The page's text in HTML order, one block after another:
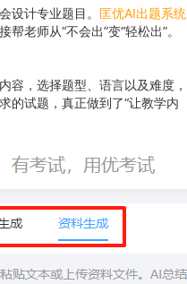
设计专业题目。 匡优AI出题系统
老师从“不会出”变“轻松出”。
容，选择题型、语言以及难度，
的试题，真正做到了“让教学内